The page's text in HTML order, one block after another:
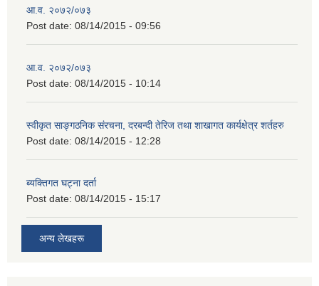
आ.व. २०७२/०७३
Post date: 08/14/2015 - 09:56
आ.व. २०७२/०७३
Post date: 08/14/2015 - 10:14
स्वीकृत साङ्गठनिक संरचना, दरबन्दी तेरिज तथा शाखागत कार्यक्षेत्र शर्तहरु
Post date: 08/14/2015 - 12:28
ब्यक्तिगत घट्ना दर्ता
Post date: 08/14/2015 - 15:17
अन्य लेखहरू